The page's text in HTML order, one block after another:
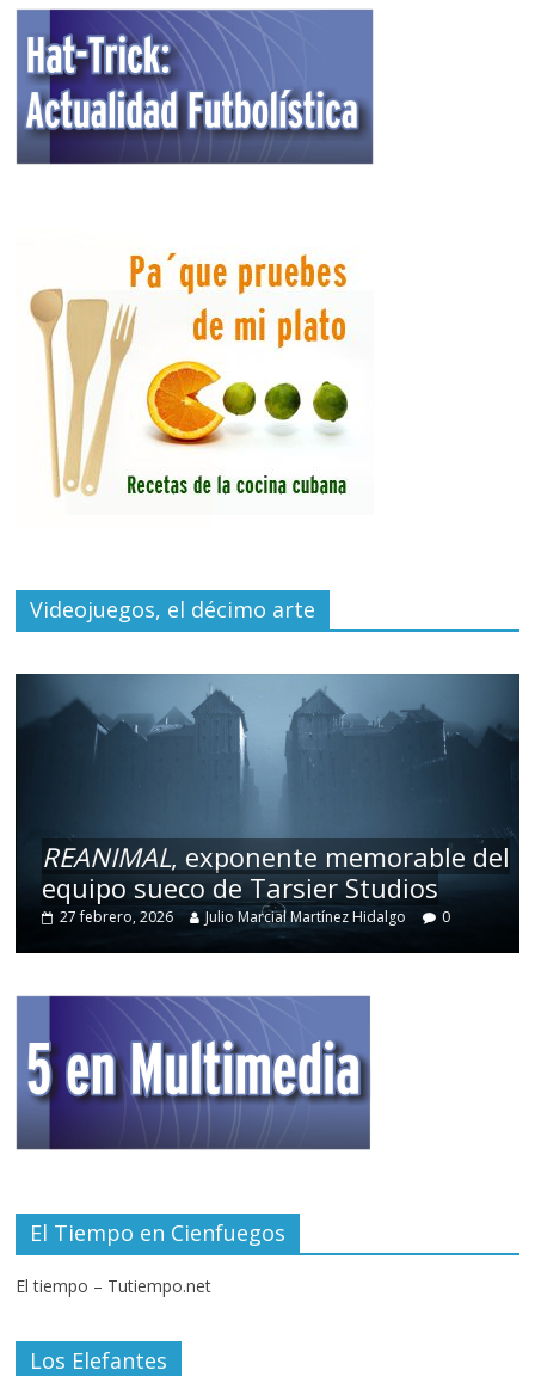
Videojuegos, el décimo arte
REANIMAL, exponente memorable del
equipo sueco de Tarsier Studios
27 febrero, 2026 Julio Marcial Martínez Hidalgo 0
El Tiempo en Cienfuegos
El tiempo – Tutiempo.net
Los Elefantes